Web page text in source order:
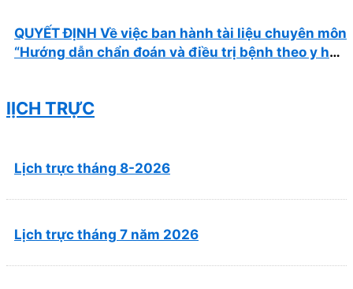
QUYẾT ĐỊNH Về việc ban hành tài liệu chuyên môn
“Hướng dẫn chẩn đoán và điều trị bệnh theo y học
lỊCH TRỰC
Lịch trực tháng 8-2026
Lịch trực tháng 7 năm 2026